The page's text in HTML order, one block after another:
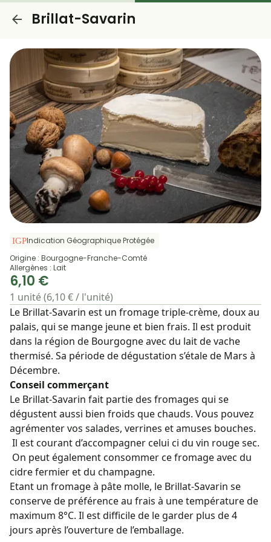
Brillat-Savarin
Indication Géographique Protégée
Origine : Bourgogne-Franche-Comté
Allergènes : Lait
6,10 €
1 unité (6,10 € / l'unité)
Le Brillat-Savarin est un fromage triple-crème, doux au
palais, qui se mange jeune et bien frais. Il est produit
dans la région de Bourgogne avec du lait de vache
thermisé. Sa période de dégustation s’étale de Mars à
Décembre.
Conseil commerçant
Le Brillat-Savarin fait partie des fromages qui se
dégustent aussi bien froids que chauds. Vous pouvez
agrémenter vos salades, verrines et amuses bouches.
Il est courant d’accompagner celui ci du vin rouge sec.
On peut également consommer ce fromage avec du
cidre fermier et du champagne.
Etant un fromage à pâte molle, le Brillat-Savarin se
conserve de préférence au frais à une température de
maximum 8°C. Il est difficile de le garder plus de 4
jours après l’ouverture de l’emballage.